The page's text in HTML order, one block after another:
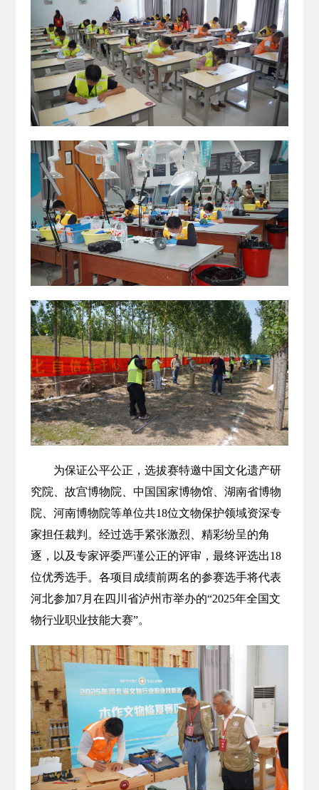
为保证公平公正，选拔赛特邀中国文化遗产研
究院、故宫博物院、中国国家博物馆、湖南省博物
院、河南博物院等单位共18位文物保护领域资深专
家担任裁判。经过选手紧张激烈、精彩纷呈的角
逐，以及专家评委严谨公正的评审，最终评选出18
位优秀选手。各项目成绩前两名的参赛选手将代表
河北参加7月在四川省泸州市举办的“2025年全国文
物行业职业技能大赛”。